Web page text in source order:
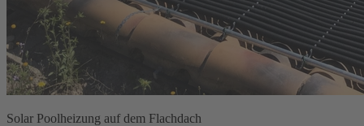
Solar Poolheizung auf dem Flachdach